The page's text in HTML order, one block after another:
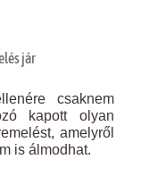
jár
csaknem
kapott olyan
amelyről
is álmodhat.